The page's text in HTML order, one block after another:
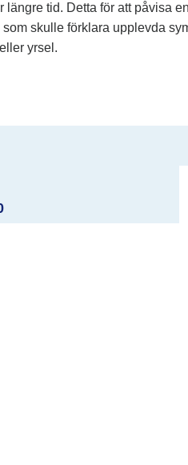
längre tid. Detta för att påvisa
skulle förklara upplevda
yrsel.